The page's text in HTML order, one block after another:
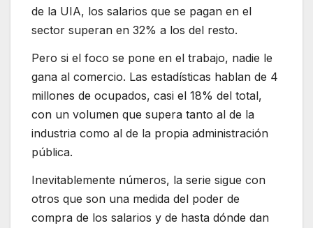
de la UIA, los salarios que se pagan en el
sector superan en 32% a los del resto.
Pero si el foco se pone en el trabajo, nadie le
gana al comercio. Las estadísticas hablan de 4
millones de ocupados, casi el 18% del total,
con un volumen que supera tanto al de la
industria como al de la propia administración
pública.
Inevitablemente números, la serie sigue con
otros que son una medida del poder de
compra de los salarios y de hasta dónde dan